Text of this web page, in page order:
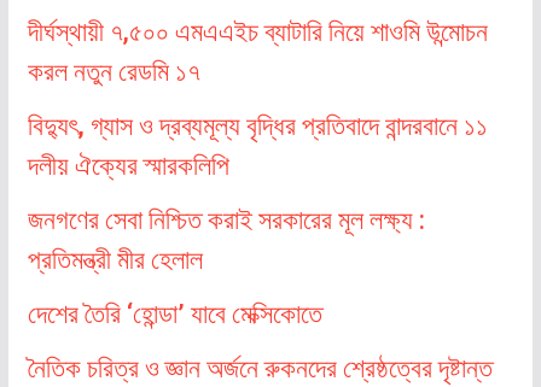
দীর্ঘস্থায়ী ৭,৫০০ এমএএইচ ব্যাটারি নিয়ে শাওমি উন্মোচন
করল নতুন রেডমি ১৭
বিদ্যুৎ, গ্যাস ও দ্রব্যমূল্য বৃদ্ধির প্রতিবাদে বান্দরবানে ১১
দলীয় ঐক্যের স্মারকলিপি
জনগণের সেবা নিশ্চিত করাই সরকারের মূল লক্ষ্য :
প্রতিমন্ত্রী মীর হেলাল
দেশের তৈরি ‘হোন্ডা’ যাবে মেক্সিকোতে
নৈতিক চরিত্র ও জ্ঞান অর্জনে রুকনদের শ্রেষ্ঠত্বের দৃষ্টান্ত